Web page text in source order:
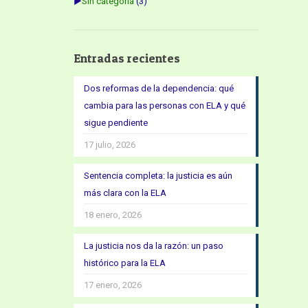
Entradas recientes
Dos reformas de la dependencia: qué
cambia para las personas con ELA y qué
sigue pendiente
17 julio, 2026
Sentencia completa: la justicia es aún
más clara con la ELA
18 enero, 2026
La justicia nos da la razón: un paso
histórico para la ELA
17 enero, 2026